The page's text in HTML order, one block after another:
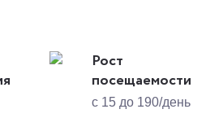
Рост
посещаемости
с 15 до 190/день